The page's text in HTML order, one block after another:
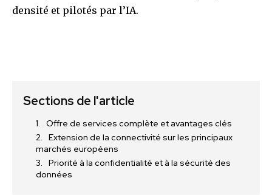
densité et pilotés par l’IA.
Sections de l'article
Offre de services complète et avantages clés
Extension de la connectivité sur les principaux
marchés européens
Priorité à la confidentialité et à la sécurité des
données